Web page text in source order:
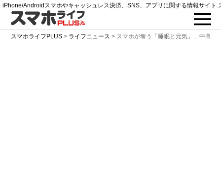
iPhone/Androidスマホやキャッシュレス決済、SNS、アプリに関する情報サイト
スマホライフPLUS > ライフニュース > スマホが奪う「睡眠と元気」…中高生